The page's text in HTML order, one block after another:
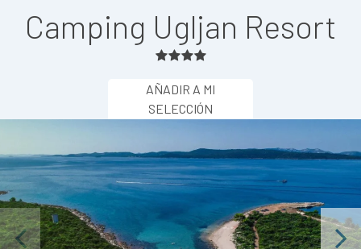
Camping Ugljan Resort
AÑADIR A MI
SELECCIÓN
Next